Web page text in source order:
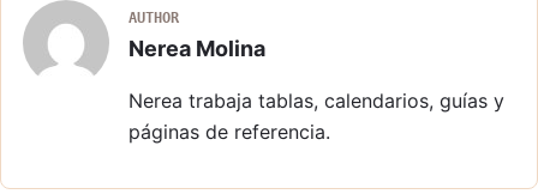
AUTHOR
Nerea Molina
Nerea trabaja tablas, calendarios, guías y
páginas de referencia.